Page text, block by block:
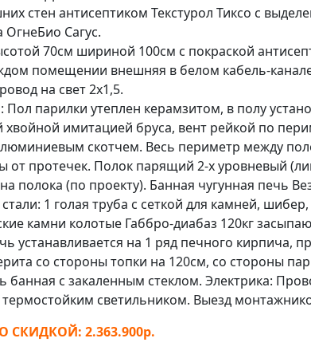
стен антисептиком Текстурол Тиксо с
Сагус.
70см шириной 100см с покраской
помещении внешняя в белом кабель-
на свет 2х1,5.
Пол парилки утеплен керамзитом, в полу
имитацией бруса, вент рейкой по
скотчем. Весь периметр между
от протечек. Полок парящий 2-х уровневый
полока (по проекту). Банная чугунная печь
1 голая труба с сеткой для камней,
камни колотые Габбро-диабаз 120кг
устанавливается на 1 ряд печного кирпича,
со стороны топки на 120см, со стороны
банная с закаленным стеклом. Электрика:
светильником. Выезд
СКИДКОЙ: 2.363.900р.